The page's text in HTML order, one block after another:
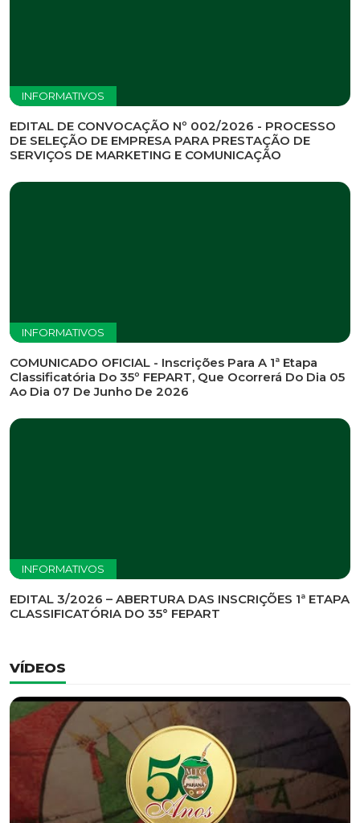
INFORMATIVOS
EDITAL DE CONVOCAÇÃO Nº 002/2026 - PROCESSO
DE SELEÇÃO DE EMPRESA PARA PRESTAÇÃO DE
SERVIÇOS DE MARKETING E COMUNICAÇÃO
INFORMATIVOS
COMUNICADO OFICIAL - Inscrições Para A 1ª Etapa
Classificatória Do 35º FEPART, Que Ocorrerá Do Dia 05
Ao Dia 07 De Junho De 2026
INFORMATIVOS
EDITAL 3/2026 – ABERTURA DAS INSCRIÇÕES 1ª ETAPA
CLASSIFICATÓRIA DO 35° FEPART
VÍDEOS